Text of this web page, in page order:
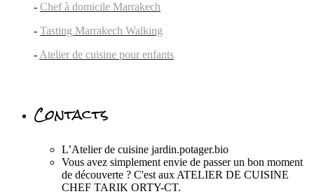
- Chef à domicile Marrakech
- Tasting Marrakech Walking
- Atelier de cuisine pour enfants
Contacts
L’Atelier de cuisine jardin.potager.bio
Vous avez simplement envie de passer un bon moment
de découverte ? C'est aux ATELIER DE CUISINE
CHEF TARIK ORTY-CT.